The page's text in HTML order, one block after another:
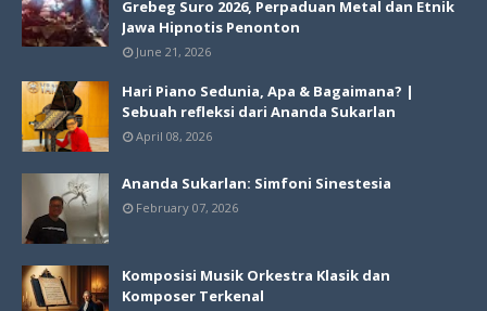
Grebeg Suro 2026, Perpaduan Metal dan Etnik
Jawa Hipnotis Penonton
June 21, 2026
Hari Piano Sedunia, Apa & Bagaimana? |
Sebuah refleksi dari Ananda Sukarlan
April 08, 2026
Ananda Sukarlan: Simfoni Sinestesia
February 07, 2026
Komposisi Musik Orkestra Klasik dan
Komposer Terkenal